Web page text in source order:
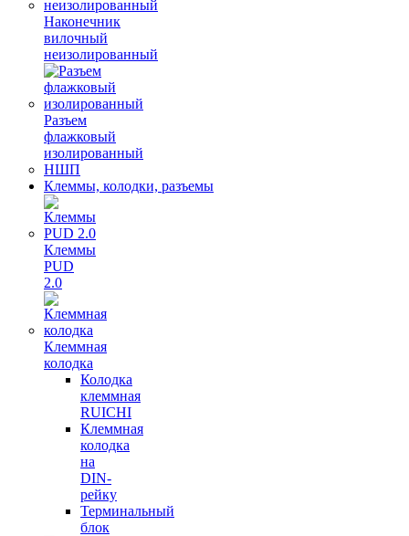
Наконечник
вилочный
неизолированный
Разъем
флажковый
изолированный
НШП
Клеммы, колодки, разъемы
Клеммы
PUD
2.0
Клеммная
колодка
Колодка
клеммная
RUICHI
Клеммная
колодка
на
DIN-
рейку
Терминальный
блок